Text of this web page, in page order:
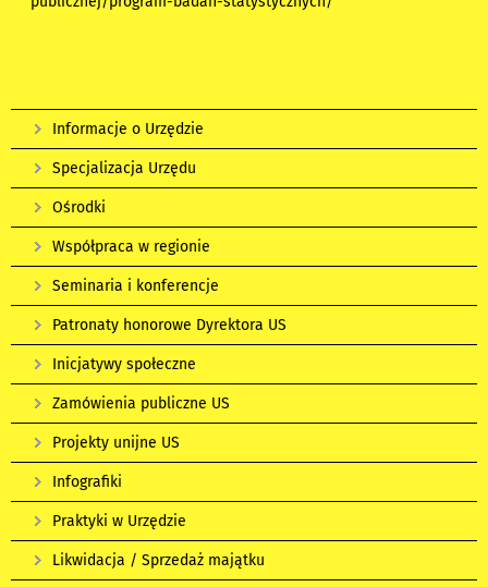
Informacje o Urzędzie
Specjalizacja Urzędu
Ośrodki
Współpraca w regionie
Seminaria i konferencje
Patronaty honorowe Dyrektora US
Inicjatywy społeczne
Zamówienia publiczne US
Projekty unijne US
Infografiki
Praktyki w Urzędzie
Likwidacja / Sprzedaż majątku